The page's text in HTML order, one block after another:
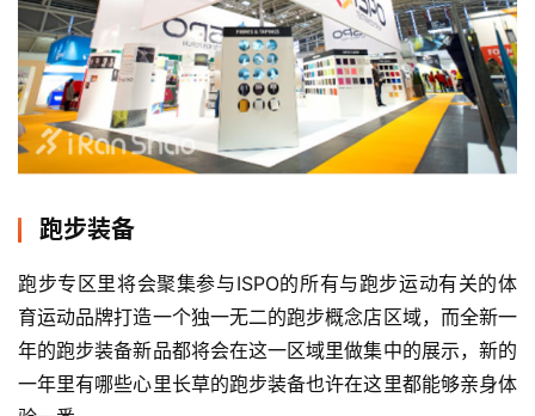
跑步装备
跑步专区里将会聚集参与ISPO的所有与跑步运动有关的体
育运动品牌打造一个独一无二的跑步概念店区域，而全新一
年的跑步装备新品都将会在这一区域里做集中的展示，新的
一年里有哪些心里长草的跑步装备也许在这里都能够亲身体